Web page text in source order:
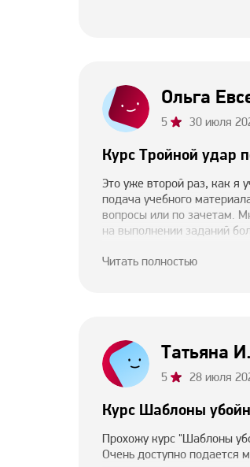
Ольга
5 30 июля
Курс Тройной удар
Это уже второй раз, как я
подача учебного
вопросы или по зачетам.
на выполнении заданий
Читать полностью
Татьяна И.
5 28 июля
Курс Шаблоны
Прохожу курс "Шаблоны
Очень доступно подается